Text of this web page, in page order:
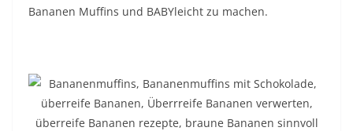
Bananen Muffins und BABYleicht zu machen.